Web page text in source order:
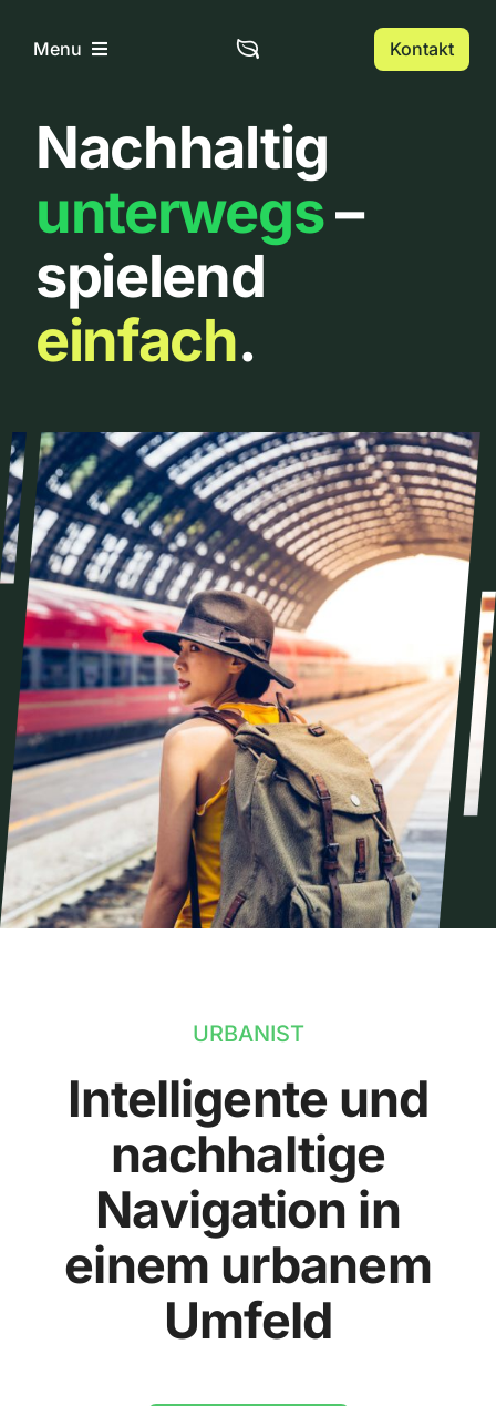
InhaltMenu
Home
Über uns
Urbanlist
Kontakt
Nachhaltig
unterwegs–
spielend
einfach.
URBANIST
Intelligente und
nachhaltige
Navigation in
einem urbanem
Umfeld